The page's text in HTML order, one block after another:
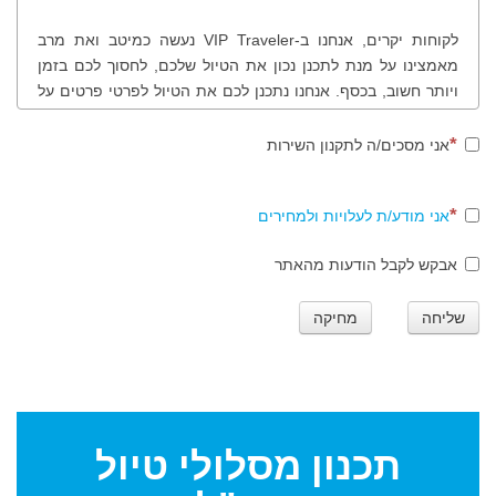
לקוחות יקרים, אנחנו ב-VIP Traveler נעשה כמיטב ואת מרב
מאמצינו על מנת לתכנן נכון את הטיול שלכם, לחסוך לכם בזמן
ויותר חשוב, בכסף. אנחנו נתכנן לכם את הטיול לפרטי פרטים על
פי בקשותיכם, רצונותיכם, תחומי העניין שלכם, נציע לכם לבקר
במקומות שונים ולמעשה נכוון אתכם נכון בטיול שלכם. לנוחותכם
שלב ראשון
סגירת הזמנת המסלול - חתימה הדדית על הזמנת עבודה. ביצוע
אתגריים מודרכים או טיולים אתגריים הדורשים למשל השכרת
סוסים, טרקטורונים, אופניים, ג'יפים וכדומה - תחול תוספת של
אני מסכים/ה לתקנון השירות
אני מודע/ת לעלויות ולמחירים
אבקש לקבל הודעות מהאתר
שליחה מחיקה
תכנון מסלולי טיול